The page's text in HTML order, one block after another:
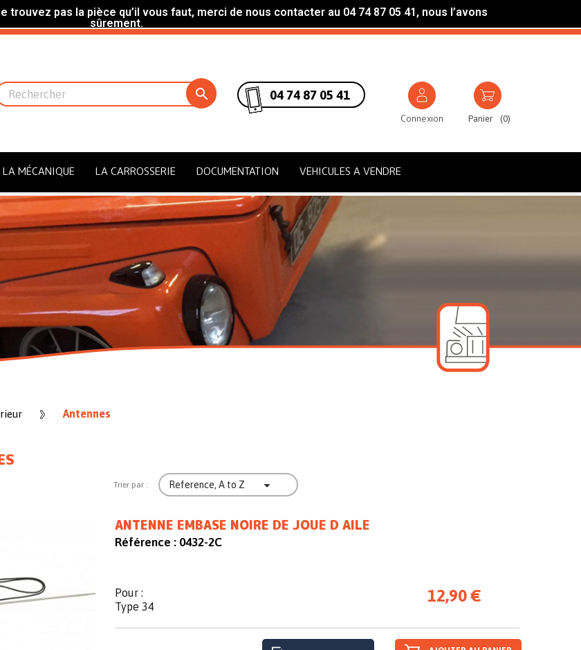
pas la pièce qu’il vous faut, merci de nous contacter au 04 74 87 05 41, nous l’avons
sûrement.
 04 74 87 05 41
Connexion Panier (0)
LA MÉCANIQUE LA CARROSSERIE DOCUMENTATION VEHICULES A VENDRE
Antennes
Trier par : Reference, A to Z 
ANTENNE EMBASE NOIRE DE JOUE D AILE
Référence : 0432-2C
Pour :
Type 34
12,90 €